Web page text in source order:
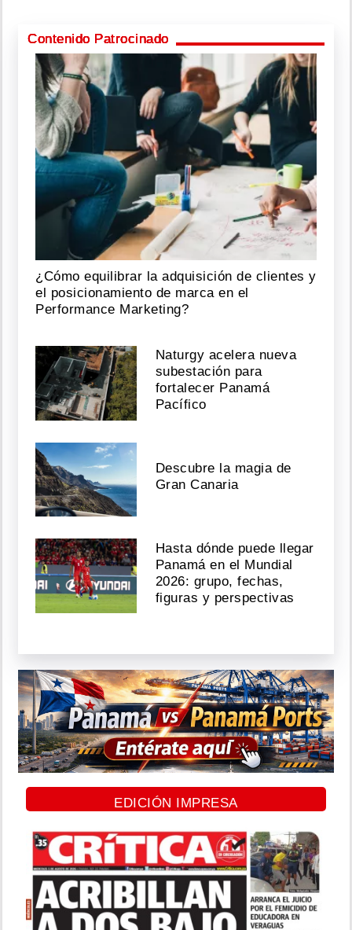
Contenido Patrocinado
¿Cómo equilibrar la adquisición de clientes y
el posicionamiento de marca en el
Performance Marketing?
Naturgy acelera nueva
subestación para
fortalecer Panamá
Pacífico
Descubre la magia de
Gran Canaria
Hasta dónde puede llegar
Panamá en el Mundial
2026: grupo, fechas,
figuras y perspectivas
EDICIÓN IMPRESA